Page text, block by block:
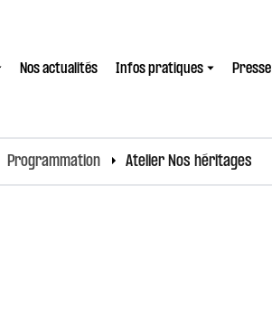
Nos actualités Infos pratiques Presse
Programmation Atelier Nos héritages